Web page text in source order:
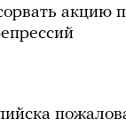
акцию